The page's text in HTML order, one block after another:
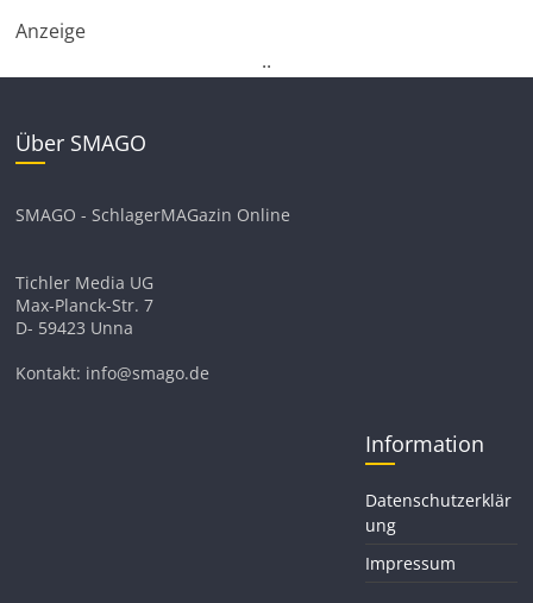
Anzeige
..
Über SMAGO
SMAGO - SchlagerMAGazin Online
Tichler Media UG
Max-Planck-Str. 7
D- 59423 Unna
Kontakt: info@smago.de
Information
Datenschutzerklär
ung
Impressum